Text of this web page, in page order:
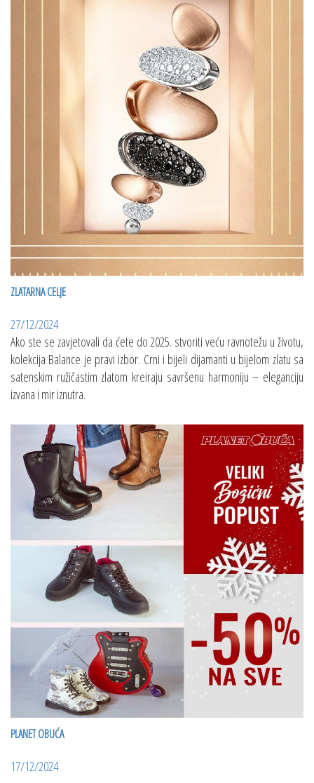
ZLATARNA CELJE
27/12/2024
Ako ste se zavjetovali da ćete do 2025. stvoriti veću ravnotežu u životu,
kolekcija Balance je pravi izbor. Crni i bijeli dijamanti u bijelom zlatu sa
satenskim ružičastim zlatom kreiraju savršenu harmoniju – eleganciju
izvana i mir iznutra.
PLANET OBUĆA
17/12/2024